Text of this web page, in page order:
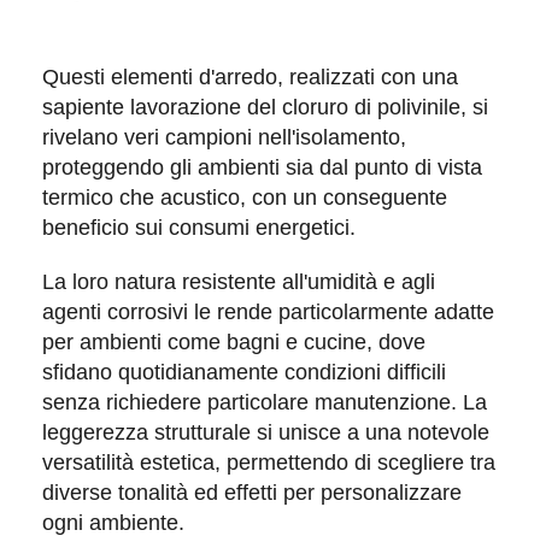
Questi elementi d'arredo, realizzati con una
sapiente lavorazione del cloruro di polivinile, si
rivelano veri campioni nell'isolamento,
proteggendo gli ambienti sia dal punto di vista
termico che acustico, con un conseguente
beneficio sui consumi energetici.
La loro natura resistente all'umidità e agli
agenti corrosivi le rende particolarmente adatte
per ambienti come bagni e cucine, dove
sfidano quotidianamente condizioni difficili
senza richiedere particolare manutenzione. La
leggerezza strutturale si unisce a una notevole
versatilità estetica, permettendo di scegliere tra
diverse tonalità ed effetti per personalizzare
ogni ambiente.